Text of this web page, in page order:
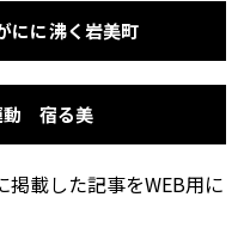
に沸く岩美町
動 宿る美
載した記事をWEB用に